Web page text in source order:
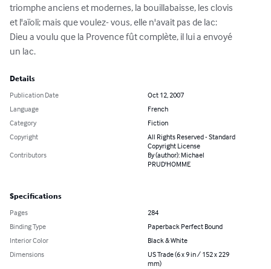
triomphe anciens et modernes, la bouillabaisse, les clovis
et l'aïoli; mais que voulez- vous, elle n'avait pas de lac:
Dieu a voulu que la Provence fût complète, il lui a envoyé
un lac.
Details
Publication Date
Oct 12, 2007
Language
French
Category
Fiction
Copyright
All Rights Reserved - Standard
Copyright License
Contributors
By (author): Michael
PRUD'HOMME
Specifications
Pages
284
Binding Type
Paperback Perfect Bound
Interior Color
Black & White
Dimensions
US Trade (6 x 9 in / 152 x 229
mm)